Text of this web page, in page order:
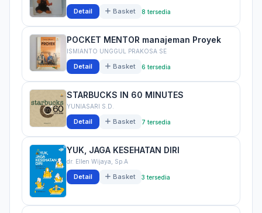
Detail Basket 8 tersedia
POCKET MENTOR manajeman Proyek
ISMIANTO UNGGUL PRAKOSA SE
Detail Basket 6 tersedia
STARBUCKS IN 60 MINUTES
YUNIASARI S.D.
Detail Basket 7 tersedia
YUK, JAGA KESEHATAN DIRI
dr. Ellen Wijaya, Sp.A
Detail Basket 3 tersedia